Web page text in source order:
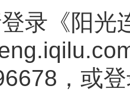
录《阳光
，或